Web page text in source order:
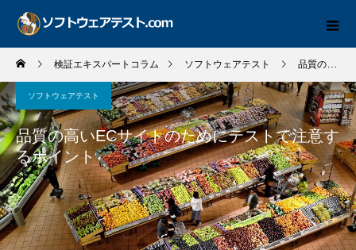
検証エキスパートコラム ソフトウェアテスト 品質の高いECサイトのためにテストで注意するポイント
ソフトウェアテスト
品質の高いECサイトのためにテストで注意す
るポイント